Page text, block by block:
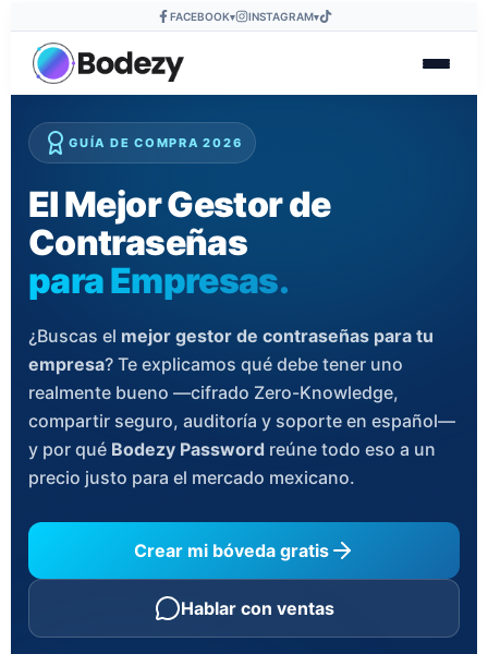
FACEBOOK▾ INSTAGRAM▾
GUÍA DE COMPRA 2026
El Mejor Gestor de
Contraseñas
para Empresas.
¿Buscas el mejor gestor de contraseñas para tu
empresa? Te explicamos qué debe tener uno
realmente bueno —cifrado Zero-Knowledge,
compartir seguro, auditoría y soporte en español—
y por qué Bodezy Password reúne todo eso a un
precio justo para el mercado mexicano.
Crear mi bóveda gratis
Hablar con ventas